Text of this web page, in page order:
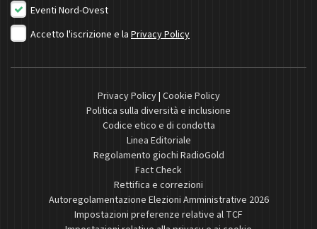
Eventi Nord-Ovest
Accetto l'iscrizione e la Privacy Policy
Privacy Policy| Cookie Policy
Politica sulla diversità e inclusione
Codice etico e di condotta
Linea Editoriale
Regolamento giochi RadioGold
Fact Check
Rettifica e correzioni
Autoregolamentazione Elezioni Amministrative 2026
Impostazioni preferenze relative al TCF